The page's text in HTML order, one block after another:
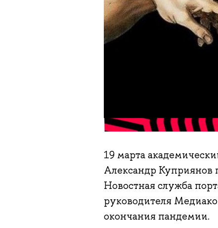
19 марта
Александр Куприянов
Новостная служба
руководителя
окончания пандемии.